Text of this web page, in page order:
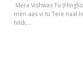
Mera Vishwas Tu
meri aas vi tu Tere naal
hildi,...